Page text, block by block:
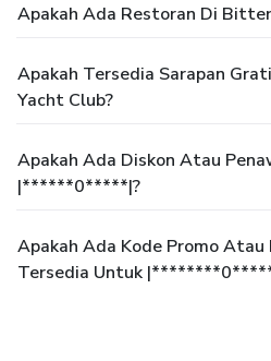
Apakah Ada Restoran Di
Apakah Tersedia Sarapan
Yacht Club?
Apakah Ada Diskon Atau
|******0*****|?
Apakah Ada Kode Promo Atau
Tersedia Untuk